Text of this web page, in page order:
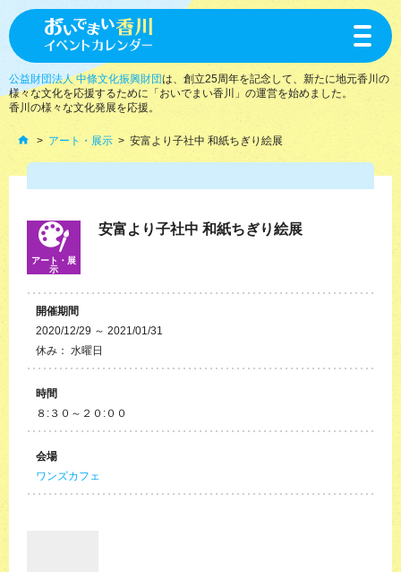
toggle
公益財団法人 中條文化振興財団は、創立25周年を記念して、新たに地元香川の
様々な文化を応援するために「おいでまい香川」の運営を始めました。
香川の様々な文化発展を応援。
アート・展示 安富より子社中 和紙ちぎり絵展
アート・展
示
安富より子社中 和紙ちぎり絵展
開催期間
2020/12/29 ～ 2021/01/31
休み： 水曜日
時間
８:３０～２０:００
会場
ワンズカフェ